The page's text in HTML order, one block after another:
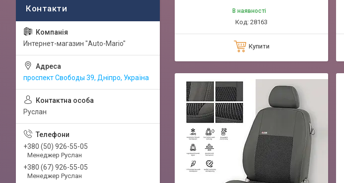
В наявності
28163
Купити
Интернет-магазин "Auto-Mario"
проспект Свободы 39, Дніпро, Україна
Руслан
+380 (50) 926-55-05
Менеджер Руслан
+380 (67) 926-55-05
Менеджер Руслан